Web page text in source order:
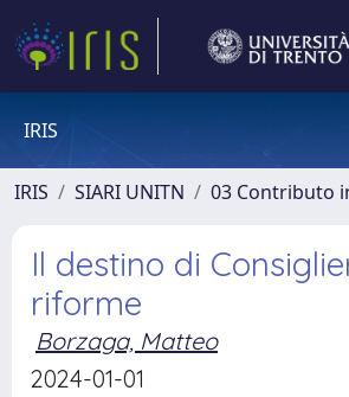
IRIS
IRIS SIARI UNITN 03 Contributo
Il destino di
riforme
Borzaga, Matteo
2024-01-01